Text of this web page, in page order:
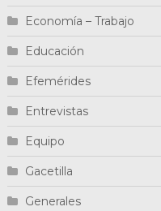
Economía – Trabajo
Educación
Efemérides
Entrevistas
Equipo
Gacetilla
Generales